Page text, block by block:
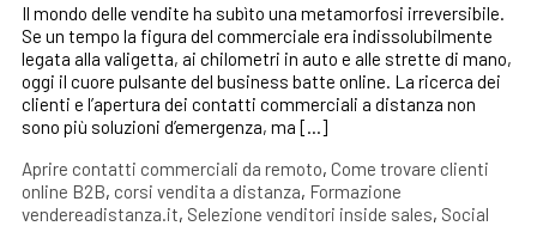
Il mondo delle vendite ha subìto una metamorfosi irreversibile.
Se un tempo la figura del commerciale era indissolubilmente
legata alla valigetta, ai chilometri in auto e alle strette di mano,
oggi il cuore pulsante del business batte online. La ricerca dei
clienti e l’apertura dei contatti commerciali a distanza non
sono più soluzioni d’emergenza, ma […]
Aprire contatti commerciali da remoto, Come trovare clienti
online B2B, corsi vendita a distanza, Formazione
vendereadistanza.it, Selezione venditori inside sales, Social